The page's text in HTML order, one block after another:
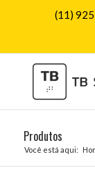
(11)
Produtos
Você está aqui: